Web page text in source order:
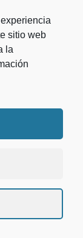
FEDER Aragón
de recuperación,
2021-2027
sitio web
la